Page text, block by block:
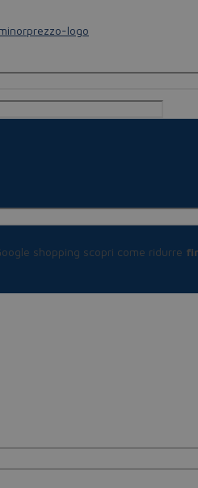
shopping scopri come ridurre